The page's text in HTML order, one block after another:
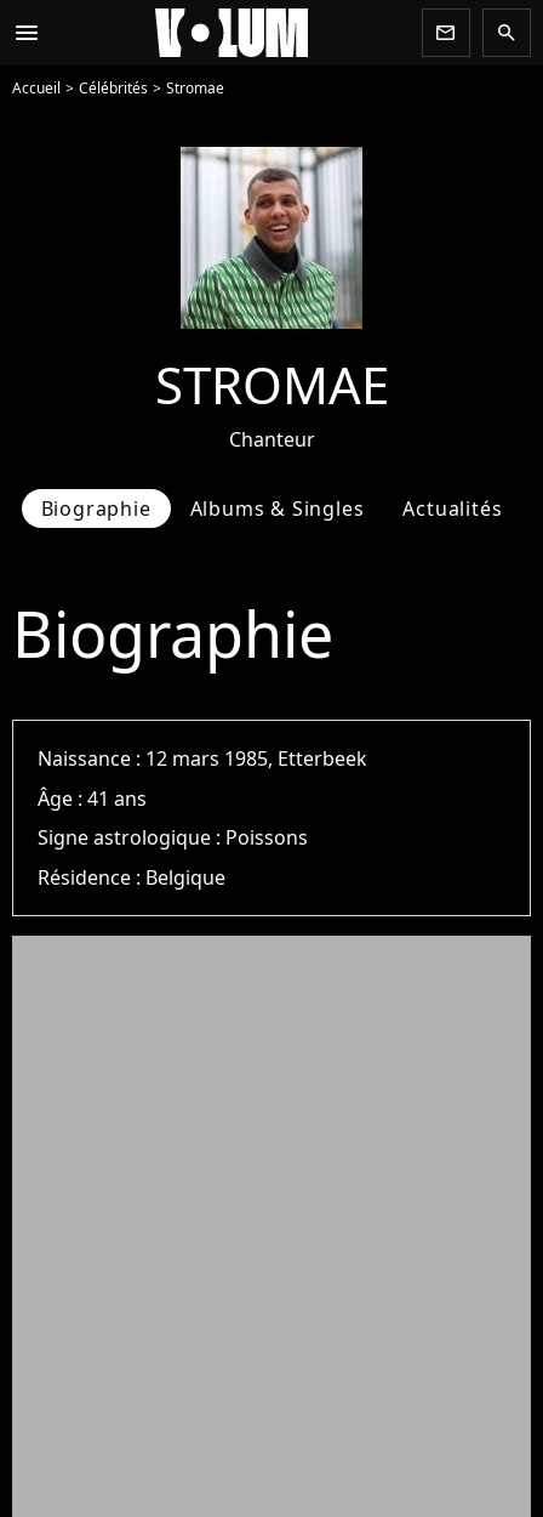
menu newsletter search
Accueil Célébrités Stromae
STROMAE
Chanteur
Biographie Albums & Singles Actualités
Biographie
Naissance : 12 mars 1985, Etterbeek
Âge :41 ans
Signe astrologique : Poissons
Résidence : Belgique